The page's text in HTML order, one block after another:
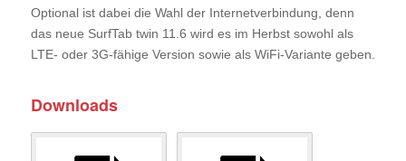
Optional ist dabei die Wahl der Internetverbindung, denn
das neue SurfTab twin 11.6 wird es im Herbst sowohl als
LTE- oder 3G-fähige Version sowie als WiFi-Variante geben.
Downloads